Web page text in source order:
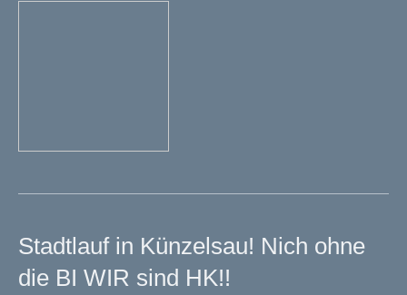
Stadtlauf in Künzelsau! Nich ohne
die BI WIR sind HK!!